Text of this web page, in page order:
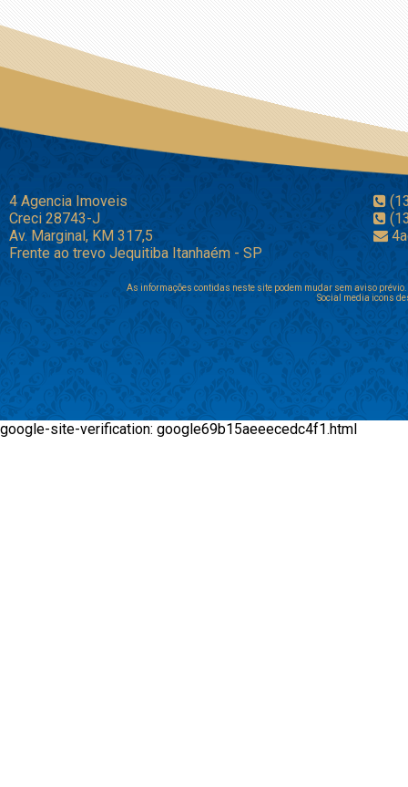
4 Agencia Imoveis
Creci 28743-J
Av. Marginal, KM 317,5
Frente ao trevo Jequitiba Itanhaém - SP
As informações contidas neste site podem mudar sem aviso
Social media icons
google-site-verification: google69b15aeeecedc4f1.html